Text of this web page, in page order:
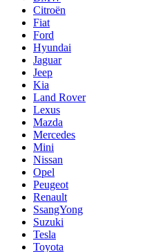
Citroën
Fiat
Ford
Hyundai
Jaguar
Jeep
Kia
Land Rover
Lexus
Mazda
Mercedes
Mini
Nissan
Opel
Peugeot
Renault
SsangYong
Suzuki
Tesla
Toyota